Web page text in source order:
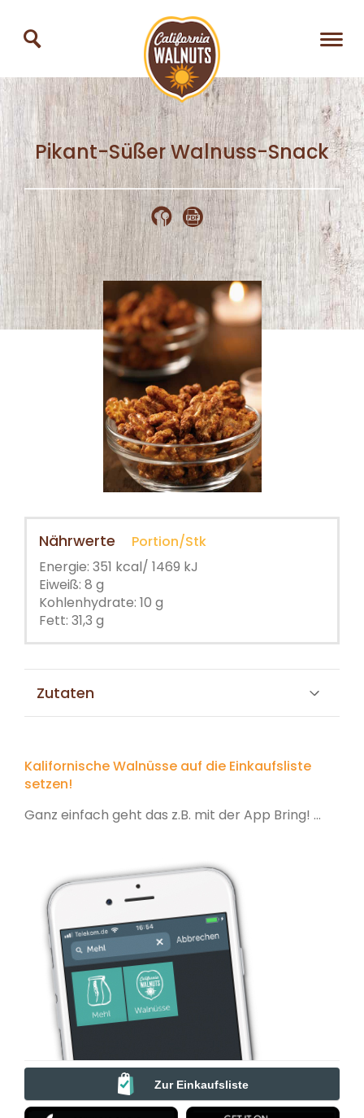
Pikant-Süßer Walnuss-Snack
Nährwerte
Portion/Stk
Energie: 351 kcal/ 1469 kJ
Eiweiß: 8 g
Kohlenhydrate: 10 g
Fett: 31,3 g
Zutaten
Kalifornische Walnüsse auf die Einkaufsliste
setzen!
Ganz einfach geht das z.B. mit der App Bring! ...
Zur Einkaufsliste